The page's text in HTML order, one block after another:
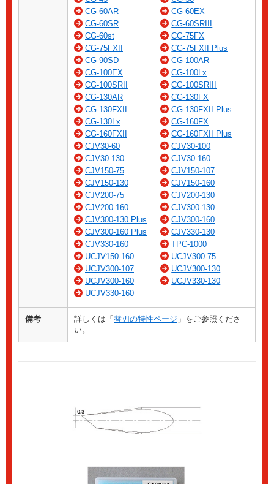
CG-60AR
CG-60EX
CG-60SR
CG-60SRIII
CG-60st
CG-75FX
CG-75FXII
CG-75FXII Plus
CG-90SD
CG-100AR
CG-100EX
CG-100Lx
CG-100SRII
CG-100SRIII
CG-130AR
CG-130FX
CG-130FXII
CG-130FXII Plus
CG-130Lx
CG-160FX
CG-160FXII
CG-160FXII Plus
CJV30-60
CJV30-100
CJV30-130
CJV30-160
CJV150-75
CJV150-107
CJV150-130
CJV150-160
CJV200-75
CJV200-130
CJV200-160
CJV300-130
CJV300-130 Plus
CJV300-160
CJV300-160 Plus
CJV330-130
CJV330-160
TPC-1000
UCJV150-160
UCJV300-75
UCJV300-107
UCJV300-130
UCJV300-160
UCJV330-130
UCJV330-160
備考 詳しくは「 替刃の特性ページ 」をご参照くださ
い。